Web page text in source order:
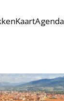
KaartAgenda